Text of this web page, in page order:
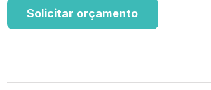
Solicitar orçamento